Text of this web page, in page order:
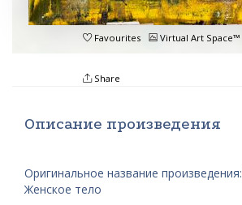
Favourites Virtual Art Space™
Share
Описание произведения
Оригинальное название произведения:
Женское тело